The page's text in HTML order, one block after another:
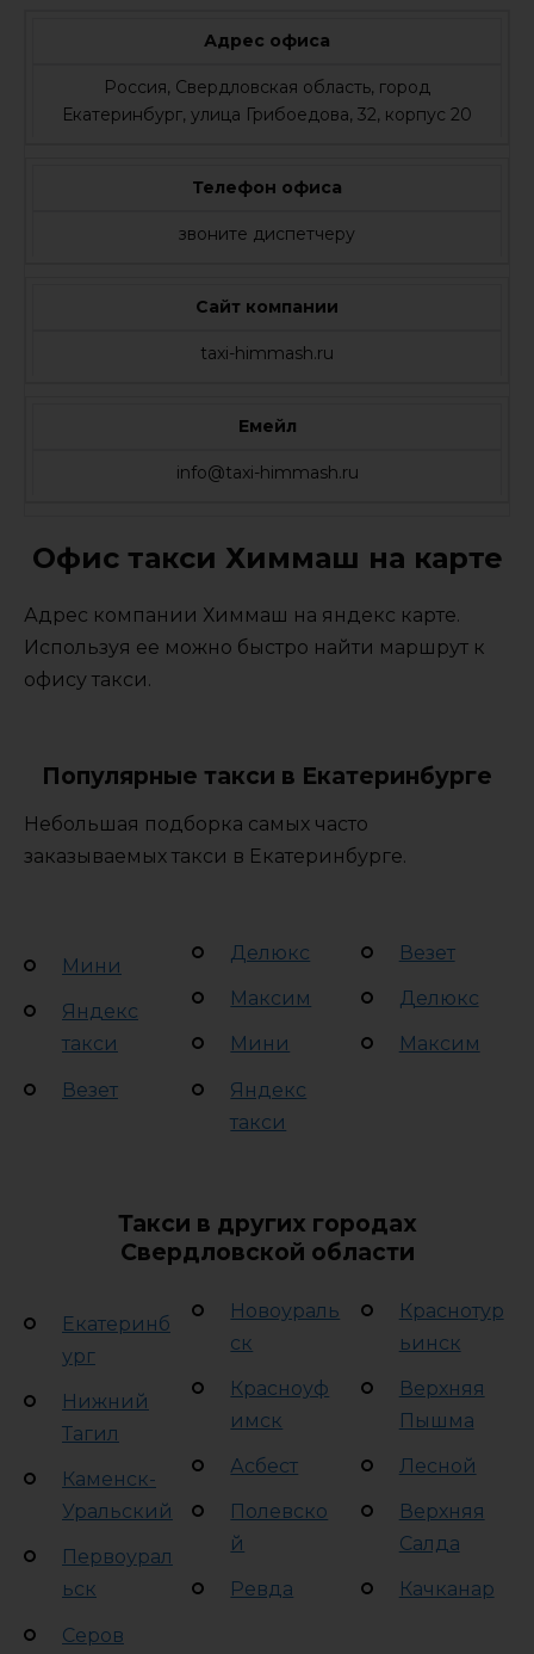
Адрес офиса
Россия, Свердловская область, город
Екатеринбург, улица Грибоедова, 32, корпус 20
Телефон офиса
звоните диспетчеру
Сайт компании
taxi-himmash.ru
Емейл
info@taxi-himmash.ru
Офис такси Химмаш на карте
Адрес компании Химмаш на яндекс карте.
Используя ее можно быстро найти маршрут к
офису такси.
Популярные такси в Екатеринбурге
Небольшая подборка самых часто
заказываемых такси в Екатеринбурге.
Мини
Яндекс
такси
Везет
Делюкс
Максим
Мини
Яндекс
такси
Везет
Делюкс
Максим
Такси в других городах
Свердловской области
Екатеринб
ург
Нижний
Тагил
Каменск-
Уральский
Первоурал
ьск
Серов
Новоураль
ск
Красноуф
имск
Асбест
Полевско
й
Ревда
Краснотур
ьинск
Верхняя
Пышма
Лесной
Верхняя
Салда
Качканар